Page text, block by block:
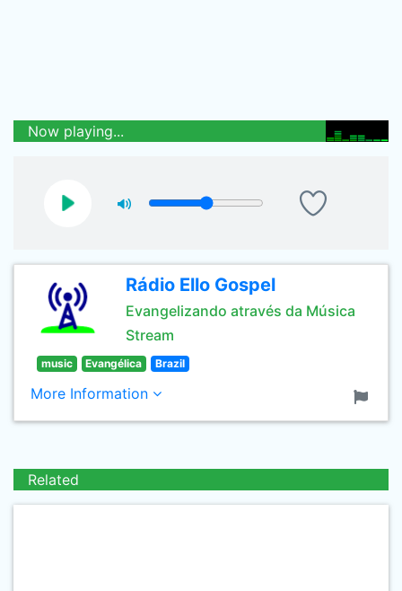
Now playing...
Rádio Ello Gospel
Evangelizando através da Música
Stream
music Evangélica Brazil
More Information
Related